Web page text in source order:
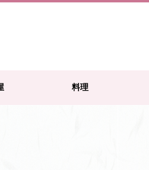
料理